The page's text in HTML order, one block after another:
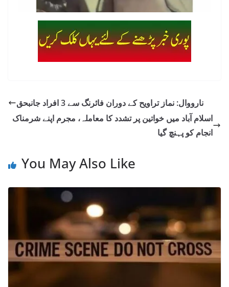
نارووال: نماز تراویح کے دوران فائرنگ سے 3 افراد جانبحق
اسلام آباد میں خواتین پر تشدد کا معاملہ، مجرم اپنے شرمناک
انجام کو پہنچ گیا
You May Also Like